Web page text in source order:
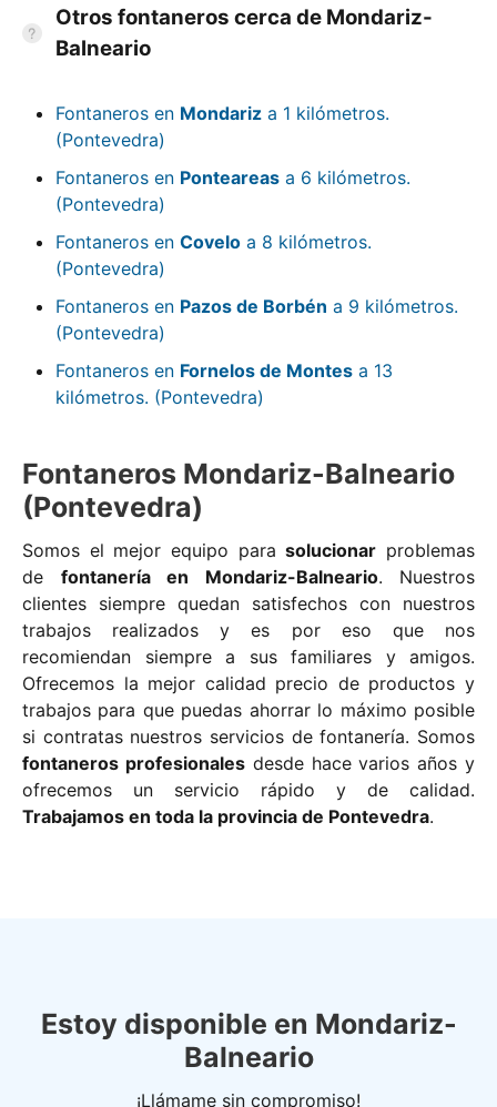
Otros fontaneros cerca de Mondariz-
Balneario
Fontaneros en Mondariz a 1 kilómetros.
(Pontevedra)
Fontaneros en Ponteareas a 6 kilómetros.
(Pontevedra)
Fontaneros en Covelo a 8 kilómetros.
(Pontevedra)
Fontaneros en Pazos de Borbén a 9 kilómetros.
(Pontevedra)
Fontaneros en Fornelos de Montes a 13
kilómetros. (Pontevedra)
Fontaneros Mondariz-Balneario
(Pontevedra)
Somos el mejor equipo parasolucionar problemas
de fontanería en Mondariz-Balneario. Nuestros
clientes siempre quedan satisfechos con nuestros
trabajos realizados y es por eso que nos
recomiendan siempre a sus familiares y amigos.
Ofrecemos la mejor calidad precio de productos y
trabajos para que puedas ahorrar lo máximo posible
si contratas nuestros servicios de fontanería. Somos
fontaneros profesionalesdesde hace varios años y
ofrecemos un servicio rápido y de calidad.
Trabajamos en toda la provincia de Pontevedra.
Estoy disponible en Mondariz-
Balneario
¡Llámame sin compromiso!